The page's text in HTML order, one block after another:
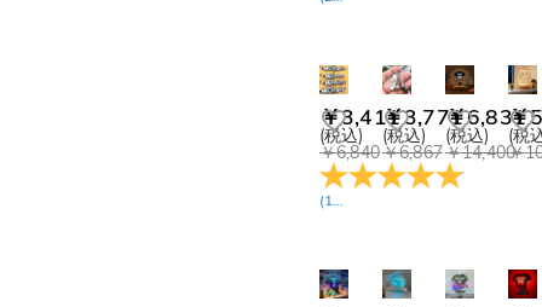
￥3,411
(税込)
￥6,840
(12 レビュー
￥3,771
(税込)
￥6,867
￥6,831
(税込)
￥14,400
￥
(税
￥